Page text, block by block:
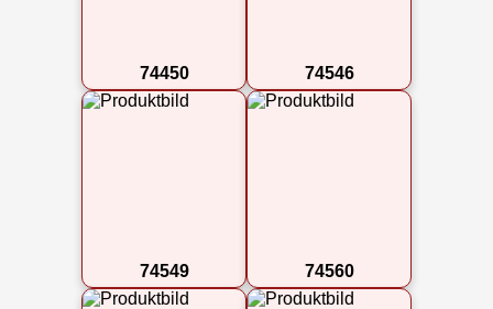
74450 74546
74549 74560